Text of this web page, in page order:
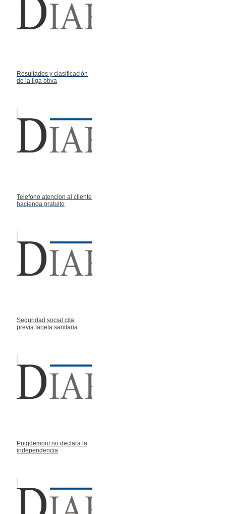
Resultados y clasificación
de la liga bbva
Telefono atencion al cliente
hacienda gratuito
Seguridad social cita
previa tarjeta sanitaria
Puigdemont no declara la
independencia